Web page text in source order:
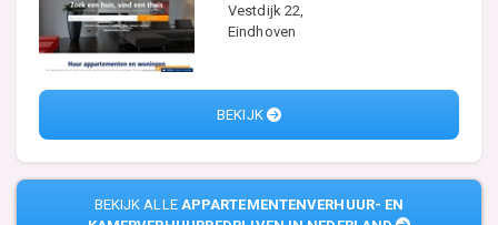
Vestdijk 22,
Eindhoven
BEKIJK
BEKIJK ALLE APPARTEMENTENVERHUUR- EN